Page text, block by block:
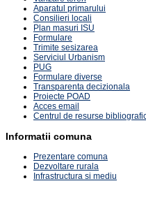
Aparatul primarului
Consilieri locali
Plan masuri ISU
Formulare
Trimite sesizarea
Serviciul Urbanism
PUG
Formulare diverse
Transparenta decizionala
Proiecte POAD
Acces email
Centrul de resurse
Informatii comuna
Prezentare comuna
Dezvoltare rurala
Infrastructura si mediu